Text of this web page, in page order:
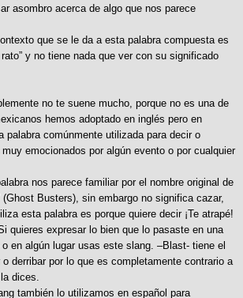
asombro acerca de algo que nos parece
que se le da a esta palabra compuesta es
y no tiene nada que ver con su significado
no te suene mucho, porque no es una de
hemos adoptado en inglés pero en
palabra comúnmente utilizada para decir o
emocionados por algún evento o por cualquier
nos parece familiar por el nombre original de
(Ghost Busters), sin embargo no significa cazar,
esta palabra es porque quiere decir ¡Te atrapé!
expresar lo bien que lo pasaste en una
en algún lugar usas este slang. –Blast- tiene el
derribar por lo que es completamente contrario a
dices.
lo utilizamos en español para